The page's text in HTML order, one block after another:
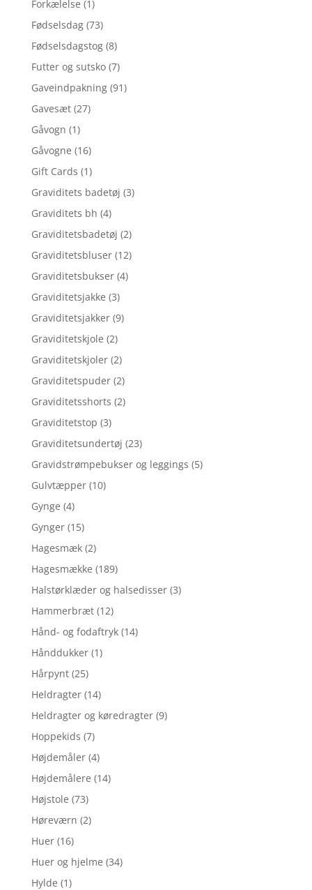
Forkælelse (1)
Fødselsdag (73)
Fødselsdagstog (8)
Futter og sutsko (7)
Gaveindpakning (91)
Gavesæt (27)
Gåvogn (1)
Gåvogne (16)
Gift Cards (1)
Graviditets badetøj (3)
Graviditets bh (4)
Graviditetsbadetøj (2)
Graviditetsbluser (12)
Graviditetsbukser (4)
Graviditetsjakke (3)
Graviditetsjakker (9)
Graviditetskjole (2)
Graviditetskjoler (2)
Graviditetspuder (2)
Graviditetsshorts (2)
Graviditetstop (3)
Graviditetsundertøj (23)
Gravidstrømpebukser og leggings (5)
Gulvtæpper (10)
Gynge (4)
Gynger (15)
Hagesmæk (2)
Hagesmække (189)
Halstørklæder og halsedisser (3)
Hammerbræt (12)
Hånd- og fodaftryk (14)
Hånddukker (1)
Hårpynt (25)
Heldragter (14)
Heldragter og køredragter (9)
Hoppekids (7)
Højdemåler (4)
Højdemålere (14)
Højstole (73)
Høreværn (2)
Huer (16)
Huer og hjelme (34)
Hylde (1)